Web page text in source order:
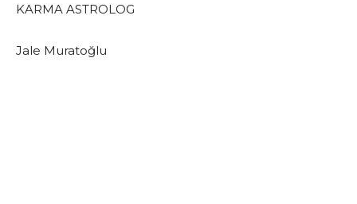
KARMA ASTROLOG
Jale Muratoğlu